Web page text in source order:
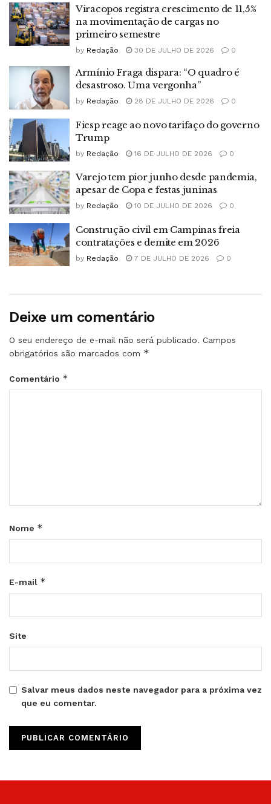
Viracopos registra crescimento de 11,5%
na movimentação de cargas no
primeiro semestre
by Redação 30 DE JULHO DE 2026 0
Armínio Fraga dispara: “O quadro é
desastroso. Uma vergonha”
by Redação 28 DE JULHO DE 2026 0
Fiesp reage ao novo tarifaço do governo
Trump
by Redação 16 DE JULHO DE 2026 0
Varejo tem pior junho desde pandemia,
apesar de Copa e festas juninas
by Redação 10 DE JULHO DE 2026 0
Construção civil em Campinas freia
contratações e demite em 2026
by Redação 7 DE JULHO DE 2026 0
Deixe um comentário
O seu endereço de e-mail não será publicado. Campos
obrigatórios são marcados com *
Comentário *
Nome *
E-mail *
Site
Salvar meus dados neste navegador para a próxima vez
que eu comentar.